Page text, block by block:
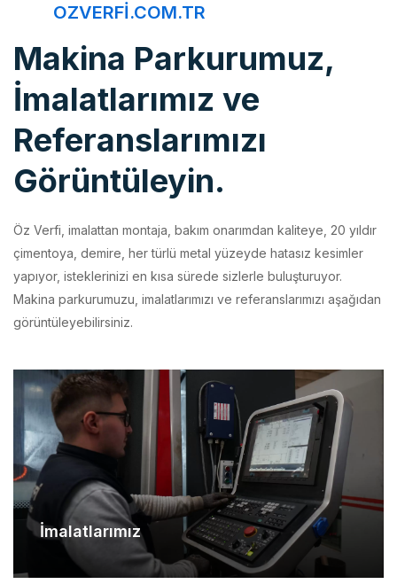
Makina Parkurumuz,
İmalatlarımız ve
Referanslarımızı
Görüntüleyin.
Öz Verfi, imalattan montaja, bakım onarımdan kaliteye, 20 yıldır
yapıyor, isteklerinizi en kısa sürede sizlerle buluşturuyor.
Makina parkurumuzu, imalatlarımızı ve referanslarımızı aşağıdan
görüntüleyebilirsiniz.
İmalatlarımız